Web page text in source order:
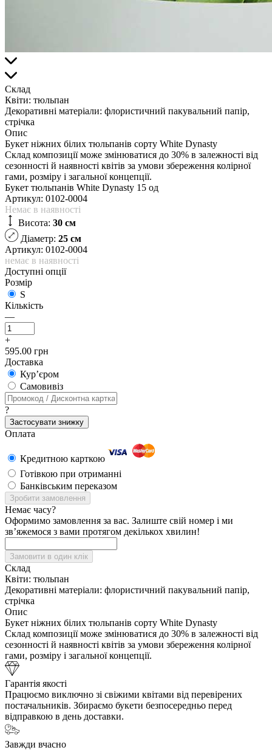
Склад
Квіти: тюльпан
Декоративні матеріали: флористичний пакувальний папір,
стрічка
Опис
Букет ніжних білих тюльпанів сорту White Dynasty
Склад композиції може змінюватися до 30% в залежності від
сезонності й наявності квітів за умови збереження колірної
гами, розміру і загальної концепції.
Букет тюльпанів White Dynasty 15 од
Артикул: 0102-0004
Немає в наявності
Висота: 30 см
Діаметр: 25 см
Артикул: 0102-0004
немає в наявності
Доступні опції
Розмір
S
Кількість
—
+
595.00 грн
Доставка
Кур’єром
Самовивіз
?
Застосувати знижку
Оплата
Кредитною карткою
Готівкою при отриманні
Банківським переказом
Зробити замовлення
Немає часу?
Оформимо замовлення за вас. Залиште свій номер і ми
зв’яжемося з вами протягом декількох хвилин!
Замовити в один клік
Склад
Квіти: тюльпан
Декоративні матеріали: флористичний пакувальний папір,
стрічка
Опис
Букет ніжних білих тюльпанів сорту White Dynasty
Склад композиції може змінюватися до 30% в залежності від
сезонності й наявності квітів за умови збереження колірної
гами, розміру і загальної концепції.
Гарантія якості
Працюємо виключно зі свіжими квітами від перевірених
постачальників. Збираємо букети безпосередньо перед
відправкою в день доставки.
Завжди вчасно